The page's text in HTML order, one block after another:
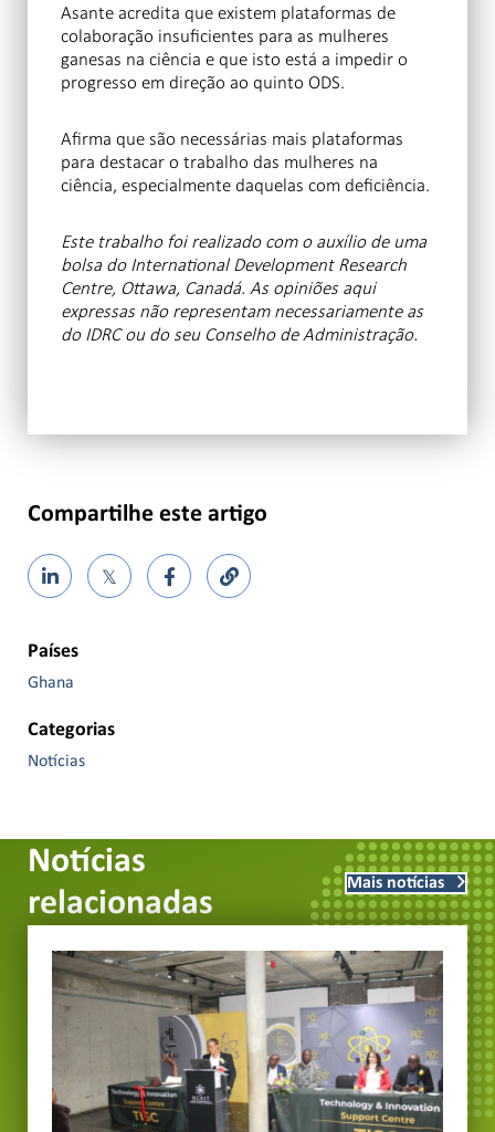
Asante acredita que existem plataformas de
colaboração insuficientes para as mulheres
ganesas na ciência e que isto está a impedir o
progresso em direção ao quinto ODS.
Afirma que são necessárias mais plataformas
para destacar o trabalho das mulheres na
ciência, especialmente daquelas com deficiência.
Este trabalho foi realizado com o auxílio de uma
bolsa do International Development Research
Centre, Ottawa, Canadá. As opiniões aqui
expressas não representam necessariamente as
do IDRC ou do seu Conselho de Administração.
Compartilhe este artigo
𝕏
Países
Ghana
Categorias
Notícias
Notícias
relacionadas
Mais notícias